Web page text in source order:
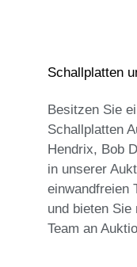
Schallplatten
Besitzen Sie
Schallplatten
Hendrix, Bob
in unserer
einwandfreien
und bieten
Team an